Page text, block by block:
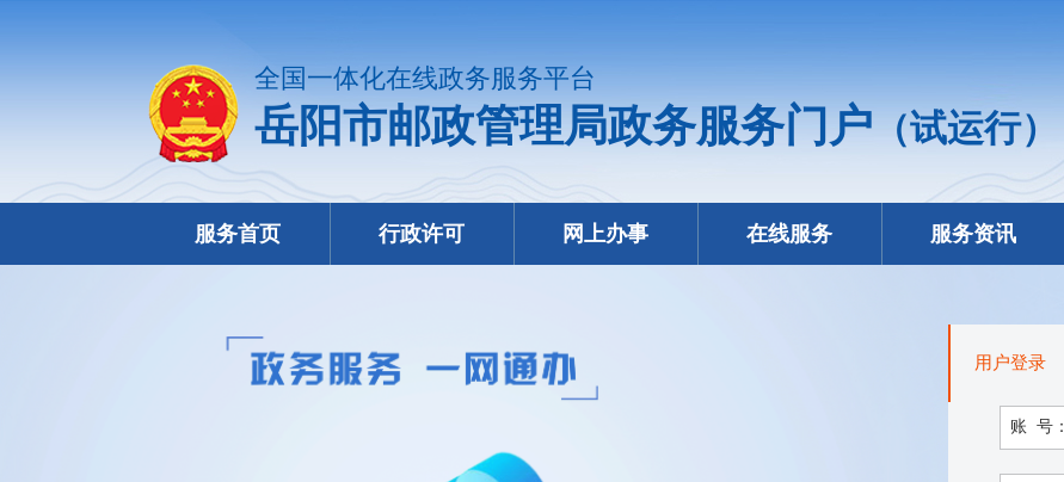
全国一体化在线政务服务平台
岳阳市邮政管理局政务服务门户（试运行）
服务首页 行政许可 网上办事 在线服务 服务资讯
用户登录
账 号：